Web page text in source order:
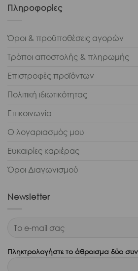
Πληροφορίες
Όροι & προϋποθέσεις αγορών
Τρόποι αποστολής & πληρωμής
Επιστροφές προϊόντων
Πολιτική ιδιωτικότητας
Επικοινωνία
Ο λογαριασμός μου
Ευκαιρίες καριέρας
Όροι Διαγωνισμού
Newsletter
Πληκτρολογήστε το άθροισμα δύο συν